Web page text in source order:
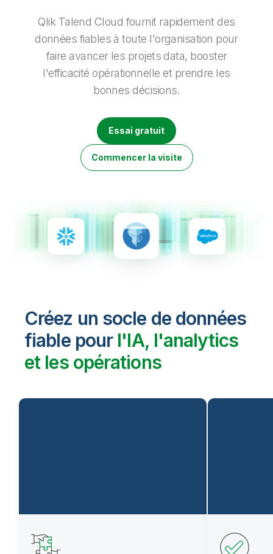
Documentation produits
Nos bureaux dans le monde
Talend
Qlik Talend Cloud fournit rapidement des
données fiables à toute l'organisation pour
faire avancer les projets data, booster
l'efficacité opérationnelle et prendre les
bonnes décisions.
Essai gratuit
Commencer la visite
Créez un socle de données
fiable pour l'IA, l'analytics
et les opérations